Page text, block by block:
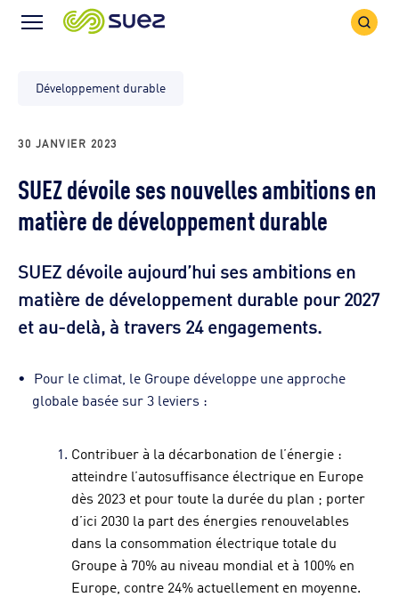
Icône
Icône
Développement durable
30 JANVIER 2023
SUEZ dévoile ses nouvelles ambitions en
matière de développement durable
SUEZ dévoile aujourd’hui ses ambitions en
matière de développement durable pour 2027
et au-delà, à travers 24 engagements.
Pour le climat, le Groupe développe une approche
globale basée sur 3 leviers :
Contribuer à la décarbonation de l’énergie :
atteindre l’autosuffisance électrique en Europe
dès 2023 et pour toute la durée du plan ; porter
d’ici 2030 la part des énergies renouvelables
dans la consommation électrique totale du
Groupe à 70% au niveau mondial et à 100% en
Europe, contre 24% actuellement en moyenne.